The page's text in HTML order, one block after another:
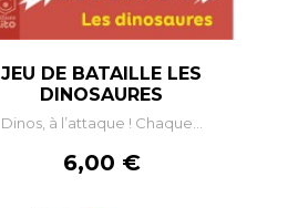
JEU DE BATAILLE LES
DINOSAURES
Dinos, à l’attaque ! Chaque...
Prix
6,00 €